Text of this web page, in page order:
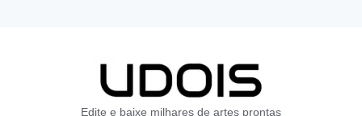
Edite e baixe milhares de artes prontas